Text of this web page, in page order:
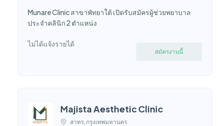
Munare Clinic สาขาพัทยาใต้ เปิดรับสมัครผู้ช่วยพยาบาล
ประจำคลินิก 2 ตำแหน่ง
ไม่ได้แจ้งรายได้
สมัครงานนี้
Majista Aesthetic Clinic
สาทร, กรุงเทพมหานคร